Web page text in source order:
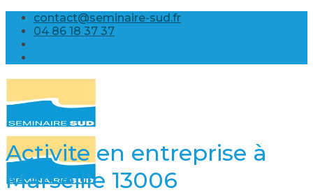
Skip
content
contact@seminaire-sud.fr
04 86 18 37 37
Activite en entreprise à
Marseille 13006